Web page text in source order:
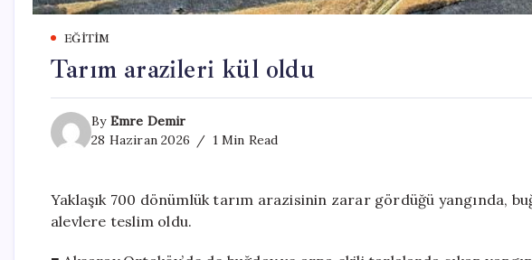
EĞITIM
Tarım arazileri kül oldu
By Emre Demir
28 Haziran 2026
1 Min Read
Yaklaşık 700 dönümlük tarım arazisinin zarar gördüğü yangında,
alevlere teslim oldu.